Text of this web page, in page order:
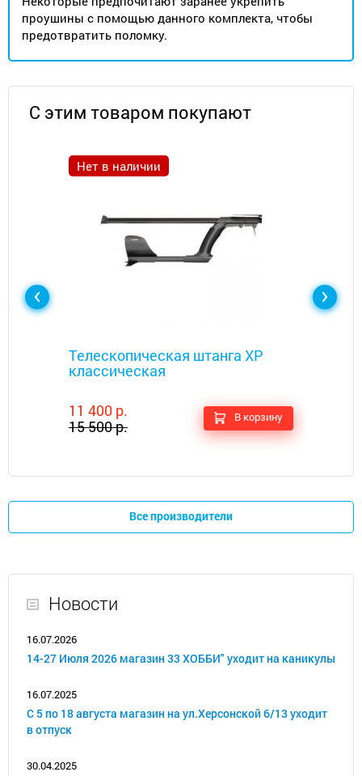
проушины с помощью данного комплекта, чтобы
предотвратить поломку.
С этим товаром покупают
Нет в наличии
Телескопическая штанга XP
классическая
11 400 р.
15 500 р.
В корзину
Все производители
Новости
16.07.2026
14-27 Июля 2026 магазин 33 ХОББИ" уходит на каникулы
16.07.2025
С 5 по 18 августа магазин на ул.Херсонской 6/13 уходит
в отпуск
30.04.2025